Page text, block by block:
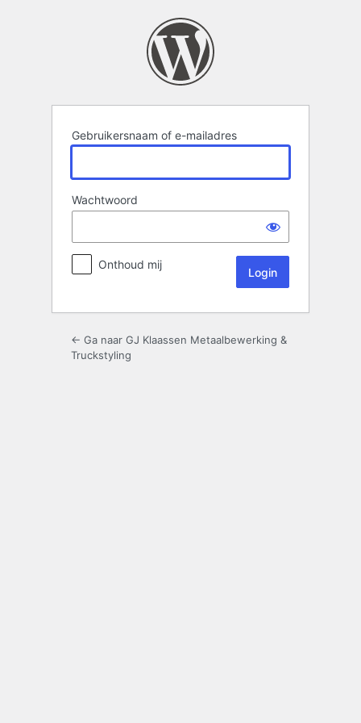
Gebruikersnaam of e-mailadres
Wachtwoord
Onthoud mij
← Ga naar GJ Klaassen Metaalbewerking &
Truckstyling